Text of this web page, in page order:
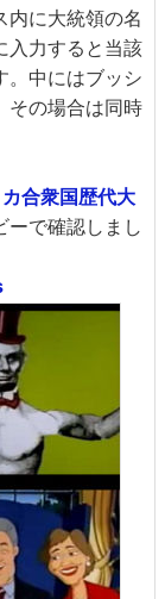
内に大統領の名
入力すると当該
。中にはブッシ
その場合は同時
合衆国歴代大
ーで確認しまし